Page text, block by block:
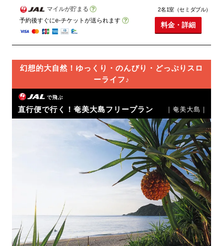
マイルが貯まる
予約後すぐにe-チケットが送られます
2名1室（セミダブル）
料金・詳細
幻想的大自然！ゆっくり・のんびり・どっぷりスロ
ーライフ♪
で飛ぶ
直行便で行く！奄美大島フリープラン ｜奄美大島｜